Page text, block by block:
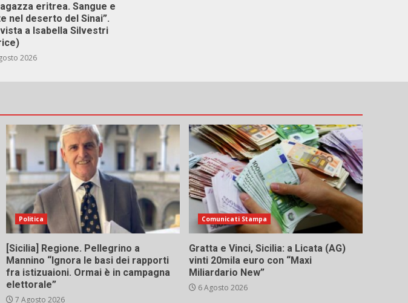
eritrea. Sangue e
nel deserto del Sinai”.
a Isabella Silvestri
2026
Politica
[Sicilia] Regione. Pellegrino a
Mannino “Ignora le basi dei rapporti
fra istizuaioni. Ormai è in campagna
elettorale”
7 Agosto 2026
Comunicati Stampa
Gratta e Vinci, Sicilia: a Licata (AG)
vinti 20mila euro con “Maxi
Miliardario New”
6 Agosto 2026